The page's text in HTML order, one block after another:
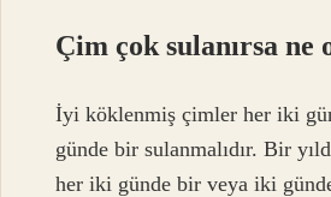
Çim çok sulanırsa ne
İyi köklenmiş çimler her iki
günde bir sulanmalıdır. Bir
her iki günde bir veya iki